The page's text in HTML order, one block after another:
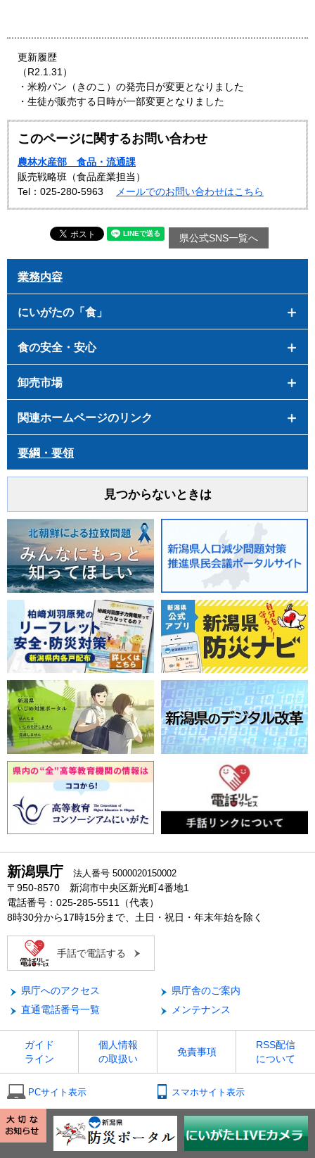
更新履歴
（R2.1.31）
・米粉パン（きのこ）の発売日が変更となりました
・生徒が販売する日時が一部変更となりました
このページに関するお問い合わせ
農林水産部 食品・流通課
販売戦略班（食品産業担当）
Tel：025-280-5963
メールでのお問い合わせはこちら
県公式SNS一覧へ
業務内容
にいがたの「食」
食の安全・安心
卸売市場
関連ホームページのリンク
要綱・要領
見つからないときは
新潟県庁 法人番号 5000020150002
〒950-8570 新潟市中央区新光町4番地1
電話番号：025-285-5511（代表）
8時30分から17時15分まで、土日・祝日・年末年始を除く
手話で電話する
県庁へのアクセス
県庁舎のご案内
直通電話番号一覧
メンテナンス
ガイド
ライン
個人情報
の取扱い
免責事項
RSS配信
について
PCサイト表示 スマホサイト表示